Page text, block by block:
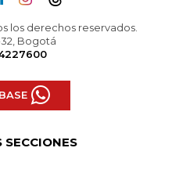
los derechos reservados.
32, Bogotá
SECCIONES